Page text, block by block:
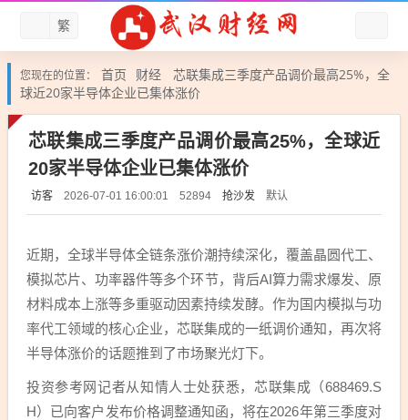
繁
您现在的位置： 首页 财经
芯联集成三季度产品调价最高25%，全
球近20家半导体企业已集体涨价
芯联集成三季度产品调价最高25%，全球近
20家半导体企业已集体涨价
访客 2026-07-01 16:00:01 52894 抢沙发 默认
近期，全球半导体全链条涨价潮持续深化，覆盖晶圆代工、
模拟芯片、功率器件等多个环节，背后AI算力需求爆发、原
材料成本上涨等多重驱动因素持续发酵。作为国内模拟与功
率代工领域的核心企业， 芯联集成的一纸调价通知，再次将
半导体涨价的话题推到了市场聚光灯下。
投资参考网记者从知情人士处获悉，芯联集成（688469.S
H）已向客户发布价格调整通知函，将在2026年第三季度对